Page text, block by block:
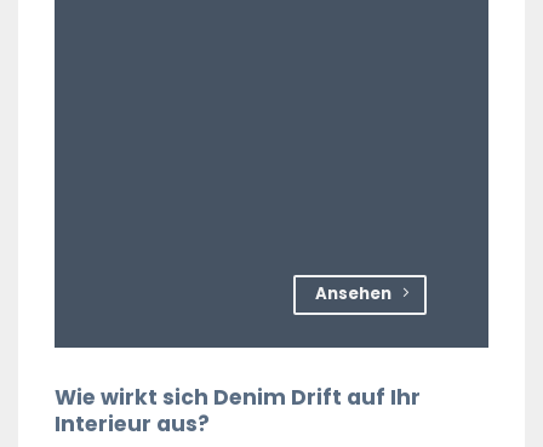
Ansehen
Wie wirkt sich Denim Drift auf Ihr
Interieur aus?